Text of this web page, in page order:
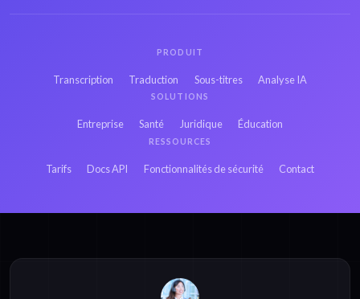
AMR Français en
texte
AMR Russe en texte
PRODUIT
Transcription Traduction Sous-titres Analyse IA
SOLUTIONS
Entreprise Santé Juridique Éducation
RESSOURCES
Tarifs Docs API Fonctionnalités de sécurité Contact